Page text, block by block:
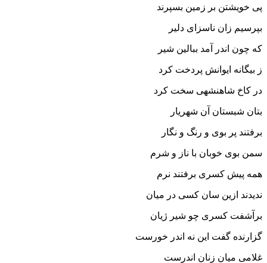
پى خویشتن بر زمین بسپرند
بپرسیم زان ناسزاى دلیر
که چون اندر آمد ببالین شیر
ز بیگانه ایوانش پردخت کرد
در کاخ شاهنشهى سخت کرد
بتان شبستان آن شهریار
برفتند پر بوى و رنگ و نگار
سمن بوى خوبان با ناز و شرم
همه پیش کسرى برفتند نرم‏
ندیدند ازین سان کسى در میان
برآشفت کسرى چو شیر ژیان‏
گزارنده گفت این نه اندر خورست
غلامى میان زنان اندرست‏